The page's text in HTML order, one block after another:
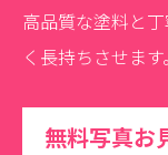
高品質な塗料と
く長持ちさせます。
無料写真お